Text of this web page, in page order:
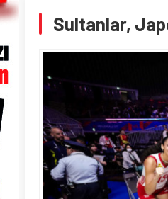
Sultanlar,